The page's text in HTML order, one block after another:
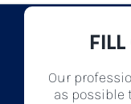
Our
as possible